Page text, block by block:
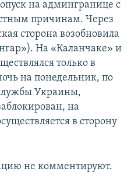
на админгранице с
причинам. Через
сторона возобновила
На «Каланчаке» и
только в
на понедельник, по
Украины,
на
в сторону
не комментируют.